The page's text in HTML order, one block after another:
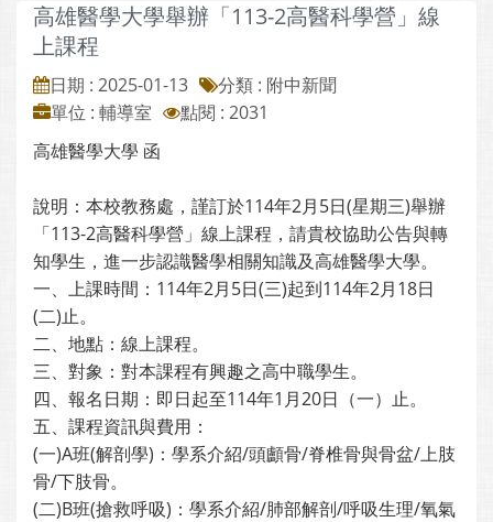
高雄醫學大學舉辦「113-2高醫科學營」線
上課程
日期 : 2025-01-13
分類 : 附中新聞
單位 : 輔導室
點閱 : 2031
高雄醫學大學 函
說明：本校教務處，謹訂於114年2月5日(星期三)舉辦
「113-2高醫科學營」線上課程，請貴校協助公告與轉
知學生，進一步認識醫學相關知識及高雄醫學大學。
一、上課時間：114年2月5日(三)起到114年2月18日
(二)止。
二、地點：線上課程。
三、對象：對本課程有興趣之高中職學生。
四、報名日期：即日起至114年1月20日（一）止。
五、課程資訊與費用：
(一)A班(解剖學)：學系介紹/頭顱骨/脊椎骨與骨盆/上肢
骨/下肢骨。
(二)B班(搶救呼吸)：學系介紹/肺部解剖/呼吸生理/氧氣